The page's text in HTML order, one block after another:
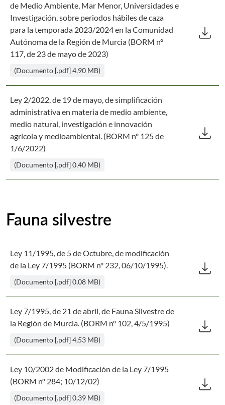
de Medio Ambiente, Mar Menor, Universidades e
Investigación, sobre periodos hábiles de caza
para la temporada 2023/2024 en la Comunidad
Autónoma de la Región de Murcia (BORM nº
117, de 23 de mayo de 2023)
(Documento [.pdf] 4,90 MB)
download
Ley 2/2022, de 19 de mayo, de simplificación
administrativa en materia de medio ambiente,
medio natural, investigación e innovación
agrícola y medioambiental. (BORM nº 125 de
1/6/2022)
(Documento [.pdf] 0,40 MB)
download
Fauna silvestre
Ley 11/1995, de 5 de Octubre, de modificación
de la Ley 7/1995 (BORM nº 232, 06/10/1995).
(Documento [.pdf] 0,08 MB)
download
Ley 7/1995, de 21 de abril, de Fauna Silvestre de
la Región de Murcia. (BORM nº 102, 4/5/1995)
(Documento [.pdf] 4,53 MB)
download
Ley 10/2002 de Modificación de la Ley 7/1995
(BORM nº 284; 10/12/02)
(Documento [.pdf] 0,39 MB)
download